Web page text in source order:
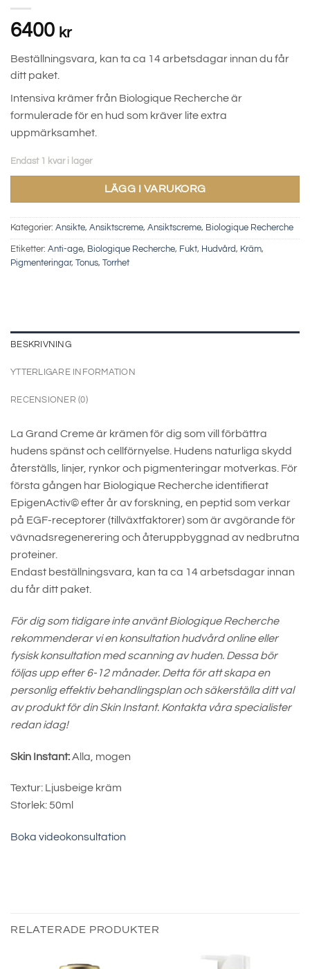
6400 kr
Beställningsvara, kan ta ca 14 arbetsdagar innan du får
ditt paket.
Intensiva krämer från Biologique Recherche är
formulerade för en hud som kräver lite extra
uppmärksamhet.
Endast 1 kvar i lager
LÄGG I VARUKORG
Kategorier: Ansikte, Ansiktscreme, Ansiktscreme, Biologique Recherche
Etiketter: Anti-age, Biologique Recherche, Fukt, Hudvård, Kräm,
Pigmenteringar, Tonus, Torrhet
BESKRIVNING
YTTERLIGARE INFORMATION
RECENSIONER (0)
La Grand Creme är krämen för dig som vill förbättra
hudens spänst och cellförnyelse. Hudens naturliga skydd
återställs, linjer, rynkor och pigmenteringar motverkas. För
första gången har Biologique Recherche identifierat
EpigenActiv© efter år av forskning, en peptid som verkar
på EGF-receptorer (tillväxtfaktorer) som är avgörande för
vävnadsregenerering och återuppbyggnad av nedbrutna
proteiner.
Endast beställningsvara, kan ta ca 14 arbetsdagar innan
du får ditt paket.
För dig som tidigare inte använt Biologique Recherche
rekommenderar vi en konsultation hudvård online eller
fysisk konsultation med scanning av huden. Dessa bör
följas upp efter 6-12 månader. Detta för att skapa en
personlig effektiv behandlingsplan och säkerställa ditt val
av produkt för din Skin Instant. Kontakta våra specialister
redan idag!
Skin Instant:Alla, mogen
Textur: Ljusbeige kräm
Storlek: 50ml
Boka videokonsultation
RELATERADE PRODUKTER